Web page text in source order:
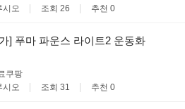
시오 조회 26 추천 0
] 푸마 파운스 라이트2 운동화
쿠팡
시오 조회 31 추천 0